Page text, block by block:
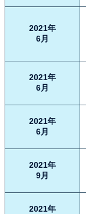
2021年
6月
2021年
6月
2021年
6月
2021年
9月
2021年